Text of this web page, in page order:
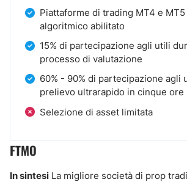
Piattaforme di trading MT4 e
algoritmico abilitato
15% di partecipazione agli utili
processo di valutazione
60% - 90% di partecipazione agli
prelievo ultrarapido in cinque ore
Selezione di asset limitata
FTMO
In sintesi La migliore società di prop